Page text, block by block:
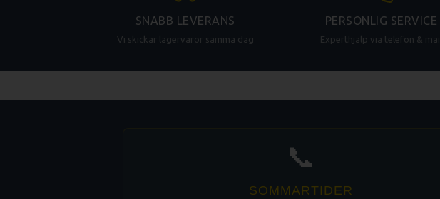
SNABB LEVERANS
Vi skickar lagervaror samma dag
PERSONLIG SERVICE
Experthjälp via telefon & mail
📞
SOMMARTIDER